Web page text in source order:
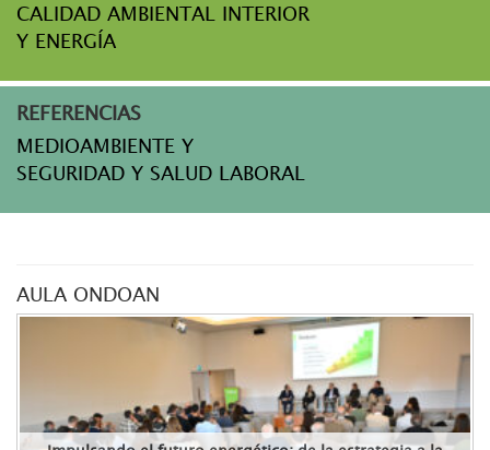
CALIDAD AMBIENTAL INTERIOR
Y ENERGÍA
REFERENCIAS
MEDIOAMBIENTE Y
SEGURIDAD Y SALUD LABORAL
AULA ONDOAN